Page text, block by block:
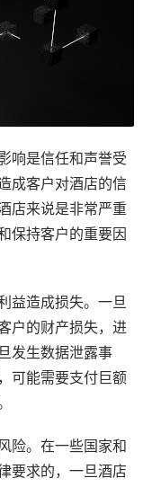
响是信任和声誉受
成客户对酒店的信
店来说是非常严重
保持客户的重要因
益造成损失。一旦
户的财产损失，进
发生数据泄露事
可能需要支付巨额
险。在一些国家和
要求的，一旦酒店